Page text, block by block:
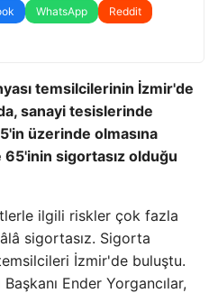
WhatsApp
Reddit
temsilcilerinin İzmir'de
sanayi tesislerinde
üzerinde olmasına
sigortasız olduğu
ilgili riskler çok fazla
sigortasız. Sigorta
İzmir'de buluştu.
Ender Yorgancılar,